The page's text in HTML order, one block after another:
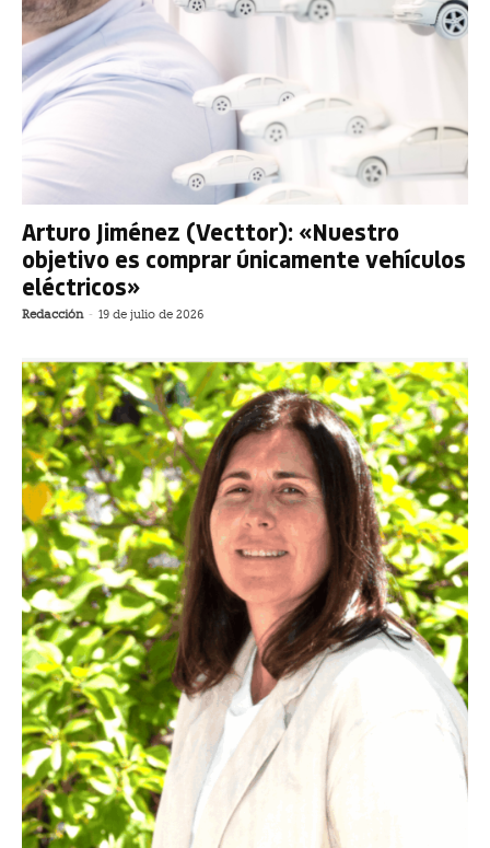
Arturo Jiménez (Vecttor): «Nuestro
objetivo es comprar únicamente vehículos
eléctricos»
Redacción - 19 de julio de 2026